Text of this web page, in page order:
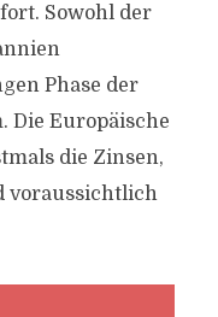
Sowohl der
Phase der
Die Europäische
die Zinsen,
voraussichtlich